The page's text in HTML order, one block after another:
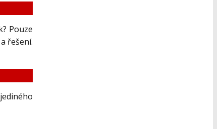
Pouze
řešení.